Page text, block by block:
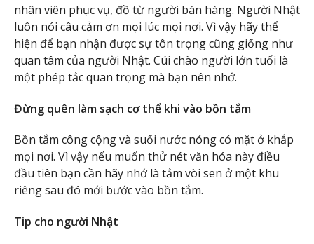
nhân viên phục vụ, đồ từ người bán hàng. Người Nhật
luôn nói câu cảm ơn mọi lúc mọi nơi. Vì vậy hãy thể
hiện để bạn nhận được sự tôn trọng cũng giống như
quan tâm của người Nhật. Cúi chào người lớn tuổi là
một phép tắc quan trọng mà bạn nên nhớ.
Đừng quên làm sạch cơ thể khi vào bồn tắm
Bồn tắm công cộng và suối nước nóng có mặt ở khắp
mọi nơi. Vì vậy nếu muốn thử nét văn hóa này điều
đầu tiên bạn cần hãy nhớ là tắm vòi sen ở một khu
riêng sau đó mới bước vào bồn tắm.
Tip cho người Nhật